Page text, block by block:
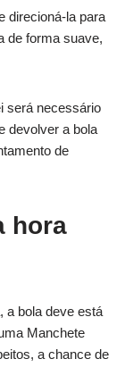
direcioná-la para
de forma suave,
será necessário
devolver a bola
de
hora
a bola deve está
Manchete
a chance de